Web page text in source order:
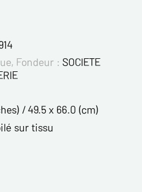
Fondeur : SOCIETE
/ 49.5 x 66.0 (cm)
sur tissu